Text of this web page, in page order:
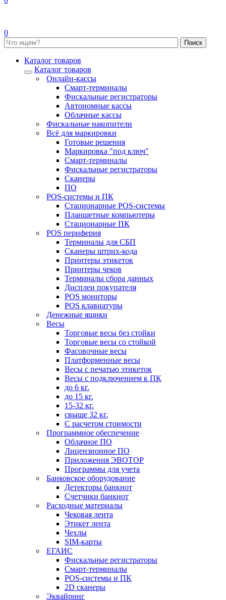
0
Каталог товаров
Каталог товаров
Онлайн-кассы
Смарт-терминалы
Фискальные регистраторы
Автономные кассы
Облачные кассы
Фискальные накопители
Всё для маркировки
Готовые решения
Маркировка "под ключ"
Смарт-терминалы
Фискальные регистраторы
Сканеры
ПО
POS-системы и ПК
Стационарные POS-системы
Планшетные компьютеры
Стационарные ПК
POS периферия
Терминалы для СБП
Сканеры штрих-кода
Принтеры этикеток
Принтеры чеков
Терминалы сбора данных
Дисплеи покупателя
POS мониторы
POS клавиатуры
Денежные ящики
Весы
Торговые весы без стойки
Торговые весы со стойкой
Фасовочные весы
Платформенные весы
Весы с печатью этикеток
Весы с подключением к ПК
до 6 кг.
до 15 кг.
15-32 кг.
свыше 32 кг.
С расчетом стоимости
Программное обеспечение
Облачное ПО
Лицензионное ПО
Приложения ЭВОТОР
Программы для учета
Банковское оборудование
Детекторы банкнот
Счетчики банкнот
Расходные материалы
Чековая лента
Этикет лента
Чехлы
SIM-карты
ЕГАИС
Фискальные регистраторы
Смарт-терминалы
POS-системы и ПК
2D сканеры
Эквайринг